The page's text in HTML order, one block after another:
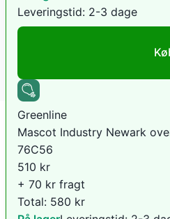
Leveringstid: 2-3 dage
Greenline
Mascot Industry Newark
76C56
510 kr
+ 70 kr fragt
Total: 580 kr